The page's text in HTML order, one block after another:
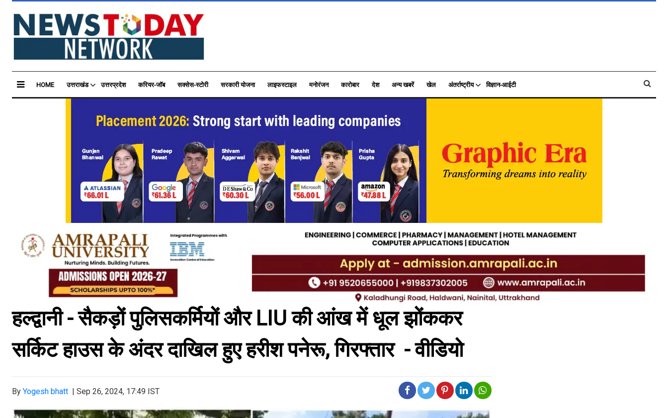
HOME उत्तराखंड उत्तरप्रदेश करियर-जॉब सक्सेस-स्टोरी सरकारी योजना लाइफस्टाइल मनोरंजन कारोबार देश अन्य खबरें खेल अंतर्राष्ट्रीय विज्ञान-आईटी
हल्द्वानी - सैकड़ों पुलिसकर्मियों और LIU की आंख में धूल झोंककर
सर्किट हाउस के अंदर दाखिल हुए हरीश पनेरू, गिरफ्तार - वीडियो
By Yogesh bhatt | Sep 26, 2024, 17:49 IST